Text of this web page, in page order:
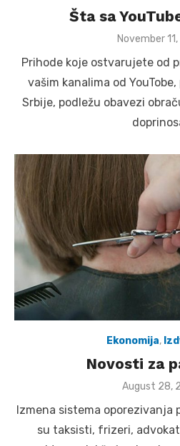
Šta sa
Posted
November
Prihode koje ostvarujete od
vašim kanalima od
Srbije, podležu obavezi
Ekonomija,
Novosti za
Posted
August 28,
Izmena sistema oporezivanja
su taksisti, frizeri,